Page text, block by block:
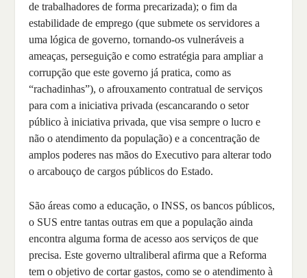
de trabalhadores de forma precarizada); o fim da
estabilidade de emprego (que submete os servidores a
uma lógica de governo, tornando-os vulneráveis a
ameaças, perseguição e como estratégia para ampliar a
corrupção que este governo já pratica, como as
“rachadinhas”), o afrouxamento contratual de serviços
para com a iniciativa privada (escancarando o setor
público à iniciativa privada, que visa sempre o lucro e
não o atendimento da população) e a concentração de
amplos poderes nas mãos do Executivo para alterar todo
o arcabouço de cargos públicos do Estado.
São áreas como a educação, o INSS, os bancos públicos,
o SUS entre tantas outras em que a população ainda
encontra alguma forma de acesso aos serviços de que
precisa. Este governo ultraliberal afirma que a Reforma
tem o objetivo de cortar gastos, como se o atendimento à